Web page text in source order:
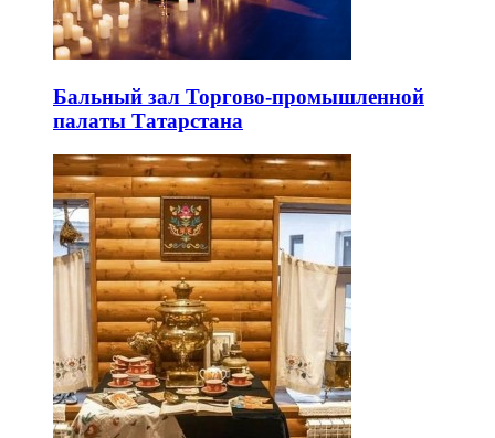
Бальный зал Торгово-промышленной
палаты Татарстана